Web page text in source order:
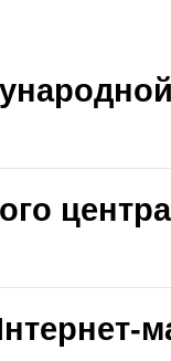
центра